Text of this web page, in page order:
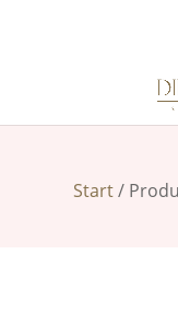
Start/